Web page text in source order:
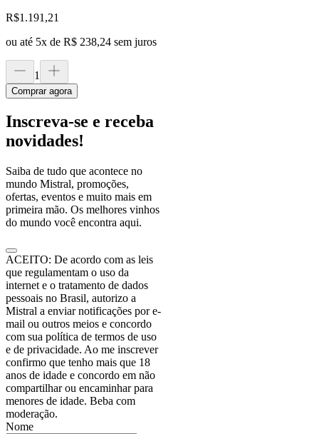
R$1.191,21
ou até 5x de R$ 238,24 sem juros
1
Comprar agora
Inscreva-se e receba
novidades!
Saiba de tudo que acontece no
mundo Mistral, promoções,
ofertas, eventos e muito mais em
primeira mão. Os melhores vinhos
do mundo você encontra aqui.
ACEITO: De acordo com as leis
que regulamentam o uso da
internet e o tratamento de dados
pessoais no Brasil, autorizo a
Mistral a enviar notificações por e-
mail ou outros meios e concordo
com sua política de termos de uso
e de privacidade. Ao me inscrever
confirmo que tenho mais que 18
anos de idade e concordo em não
compartilhar ou encaminhar para
menores de idade. Beba com
moderação.
Nome